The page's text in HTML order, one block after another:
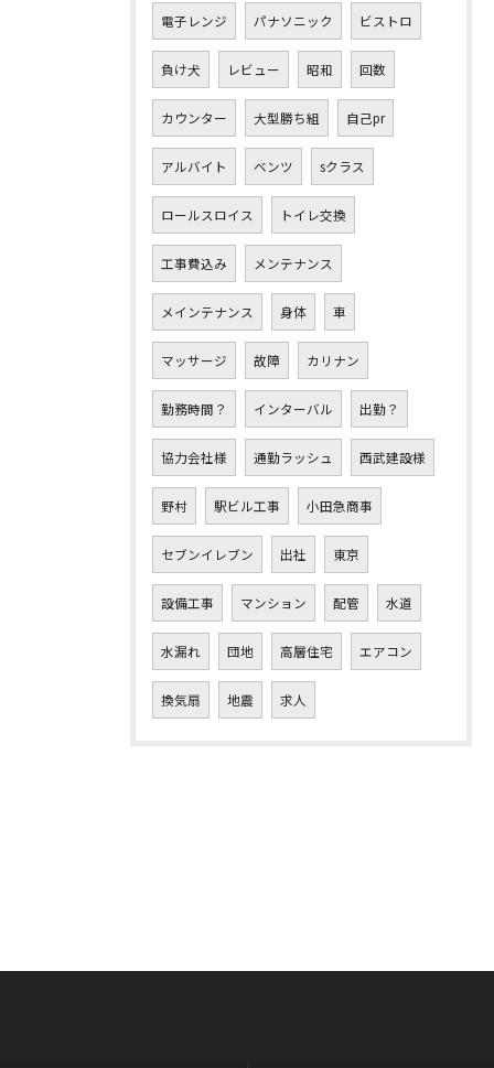
電子レンジ パナソニック ビストロ
負け犬 レビュー 昭和 回数
カウンター 大型勝ち組 自己pr
アルバイト ベンツ sクラス
ロールスロイス トイレ交換
工事費込み メンテナンス
メインテナンス 身体 車
マッサージ 故障 カリナン
勤務時間？ インターバル 出勤？
協力会社様 通勤ラッシュ 西武建設様
野村 駅ビル工事 小田急商事
セブンイレブン 出社 東京
設備工事 マンション 配管 水道
水漏れ 団地 高層住宅 エアコン
換気扇 地震 求人